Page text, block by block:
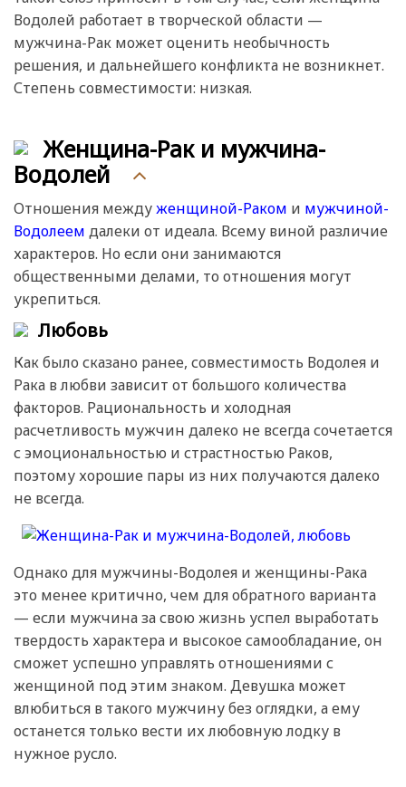
Водолей работает в творческой области —
мужчина-Рак может оценить необычность
решения, и дальнейшего конфликта не возникнет.
Степень совместимости: низкая.
Женщина-Рак и мужчина-
Водолей
Отношения междуженщиной-Раком и мужчиной-
Водолеем далеки от идеала. Всему виной различие
характеров. Но если они занимаются
общественными делами, то отношения могут
укрепиться.
Любовь
Как было сказано ранее, совместимость Водолея и
Рака в любви зависит от большого количества
факторов. Рациональность и холодная
расчетливость мужчин далеко не всегда сочетается
с эмоциональностью и страстностью Раков,
поэтому хорошие пары из них получаются далеко
не всегда.
Однако для мужчины-Водолея и женщины-Рака
это менее критично, чем для обратного варианта
— если мужчина за свою жизнь успел выработать
твердость характера и высокое самообладание, он
сможет успешно управлять отношениями с
женщиной под этим знаком. Девушка может
влюбиться в такого мужчину без оглядки, а ему
останется только вести их любовную лодку в
нужное русло.